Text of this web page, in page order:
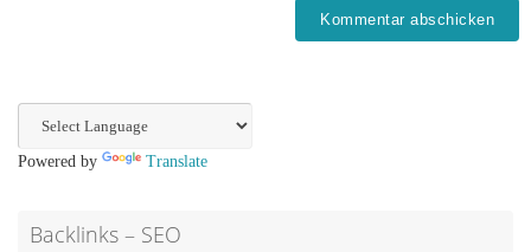
Powered by Translate
Backlinks – SEO